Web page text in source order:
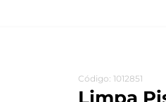
Código: 1012851